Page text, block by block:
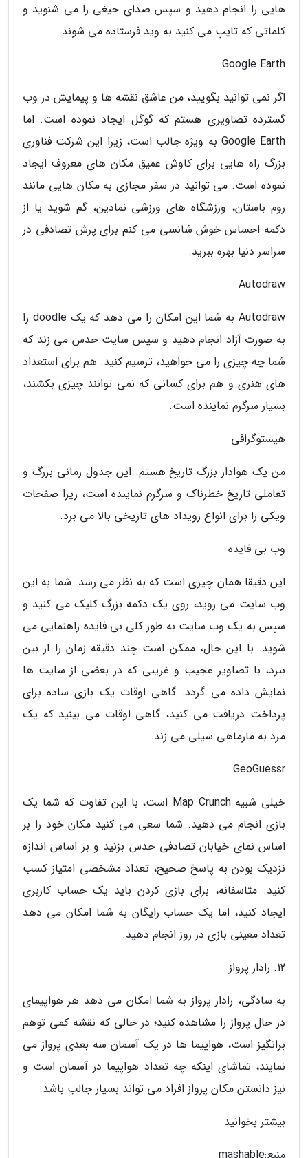
هایی را انجام دهید و سپس صدای جیغی را می شنوید و
کلماتی که تایپ می کنید به وید فرستاده می شوند.
Google Earth
اگر نمی توانید بگویید، من عاشق نقشه ها و پیمایش در وب
گسترده تصاویری هستم که گوگل ایجاد نموده است. اما
Google Earth به ویژه جالب است، زیرا این شرکت فناوری
بزرگ راه هایی برای کاوش عمیق مکان های معروف ایجاد
نموده است. می توانید در سفر مجازی به مکان هایی مانند
روم باستان، ورزشگاه های ورزشی نمادین، گم شوید یا از
دکمه احساس خوش شانسی می کنم برای پرش تصادفی در
سراسر دنیا بهره ببرید.
Autodraw
Autodraw به شما این امکان را می دهد که یک doodle را
به صورت آزاد انجام دهید و سپس سایت حدس می زند که
شما چه چیزی را می خواهید، ترسیم کنید. هم برای استعداد
های هنری و هم برای کسانی که نمی توانند چیزی بکشند،
بسیار سرگرم نماینده است.
هیستوگرافی
من یک هوادار بزرگ تاریخ هستم. این جدول زمانی بزرگ و
تعاملی تاریخ خطرناک و سرگرم نماینده است، زیرا صفحات
ویکی را برای انواع رویداد های تاریخی بالا می برد.
وب بی فایده
این دقیقا همان چیزی است که به نظر می رسد. شما به این
وب سایت می روید، روی یک دکمه بزرگ کلیک می کنید و
سپس به یک وب سایت به طور کلی بی فایده راهنمایی می
شوید. با این حال، ممکن است چند دقیقه زمان را از بین
ببرد، با تصاویر عجیب و غریبی که در بعضی از سایت ها
نمایش داده می گردد. گاهی اوقات یک بازی ساده برای
پرداخت دریافت می کنید، گاهی اوقات می بینید که یک
مرد به مارماهی سیلی می زند.
GeoGuessr
خیلی شبیه Map Crunch است، با این تفاوت که شما یک
بازی انجام می دهید. شما سعی می کنید مکان خود را بر
اساس نمای خیابان تصادفی حدس بزنید و بر اساس اندازه
نزدیک بودن به پاسخ صحیح، تعداد مشخصی امتیاز کسب
کنید. متاسفانه، برای بازی کردن باید یک حساب کاربری
ایجاد کنید، اما یک حساب رایگان به شما امکان می دهد
تعداد معینی بازی در روز انجام دهید.
12. رادار پرواز
به سادگی، رادار پرواز به شما امکان می دهد هر هواپیمای
در حال پرواز را مشاهده کنید؛ در حالی که نقشه کمی توهم
برانگیز است، هواپیما ها در یک آسمان سه بعدی پرواز می
نمایند، تماشای اینکه چه تعداد هواپیما در آسمان است و
نیز دانستن مکان پرواز افراد می تواند بسیار جالب باشد.
بیشتر بخوانید